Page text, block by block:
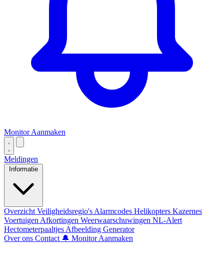
Monitor Aanmaken
Meldingen
Informatie
Overzicht Veiligheidsregio's Alarmcodes Helikopters Kazernes
Voertuigen Afkortingen Weerwaarschuwingen NL-Alert
Hectometerpaaltjes Afbeelding Generator
Over ons Contact 🔔 Monitor Aanmaken